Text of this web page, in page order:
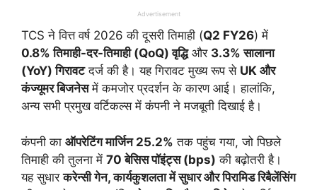
Advertisement
TCS ने वित्त वर्ष 2026 की दूसरी तिमाही (Q2 FY26) में
0.8% तिमाही-दर-तिमाही (QoQ) वृद्धिऔर 3.3% सालाना
(YoY) गिरावटदर्ज की है। यह गिरावट मुख्य रूप से UK और
कंज्यूमर बिजनेसमें कमजोर प्रदर्शन के कारण आई। हालांकि,
अन्य सभी प्रमुख वर्टिकल्स में कंपनी ने मजबूती दिखाई है।
कंपनी का ऑपरेटिंग मार्जिन 25.2% तक पहुंच गया, जो पिछले
तिमाही की तुलना में 70 बेसिस पॉइंट्स (bps) की बढ़ोतरी है।
यह सुधारकरेन्सी गेन, कार्यकुशलता में सुधार और पिरामिड रिबैलेंसिंग